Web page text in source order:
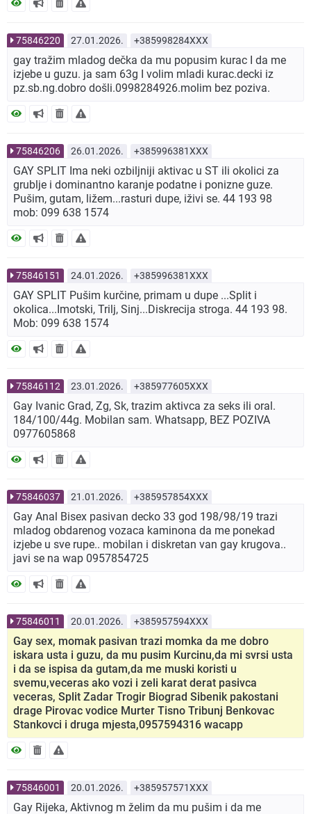
75846220 27.01.2026. +385998284XXX
gay tražim mladog dečka da mu popusim kurac I da me
izjebe u guzu. ja sam 63g I volim mladi kurac.decki iz
pz.sb.ng.dobro došli.0998284926.molim bez poziva.
75846206 26.01.2026. +385996381XXX
GAY SPLIT Ima neki ozbiljniji aktivac u ST ili okolici za
grublje i dominantno karanje podatne i ponizne guze.
Pušim, gutam, ližem...rasturi dupe, iživi se. 44 193 98
mob: 099 638 1574
75846151 24.01.2026. +385996381XXX
GAY SPLIT Pušim kurčine, primam u dupe ...Split i
okolica...Imotski, Trilj, Sinj...Diskrecija stroga. 44 193 98.
Mob: 099 638 1574
75846112 23.01.2026. +385977605XXX
Gay Ivanic Grad, Zg, Sk, trazim aktivca za seks ili oral.
184/100/44g. Mobilan sam. Whatsapp, BEZ POZIVA
0977605868
75846037 21.01.2026. +385957854XXX
Gay Anal Bisex pasivan decko 33 god 198/98/19 trazi
mladog obdarenog vozaca kaminona da me ponekad
izjebe u sve rupe.. mobilan i diskretan van gay krugova..
javi se na wap 0957854725
75846011 20.01.2026. +385957594XXX
Gay sex, momak pasivan trazi momka da me dobro
iskara usta i guzu, da mu pusim Kurcinu,da mi svrsi usta
i da se ispisa da gutam,da me muski koristi u
svemu,veceras ako vozi i zeli karat derat pasivca
veceras, Split Zadar Trogir Biograd Sibenik pakostani
drage Pirovac vodice Murter Tisno Tribunj Benkovac
Stankovci i druga mjesta,0957594316 wacapp
75846001 20.01.2026. +385957571XXX
Gay Rijeka, Aktivnog m želim da mu pušim i da me